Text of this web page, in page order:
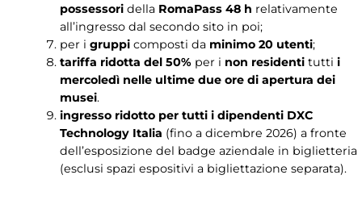
possessoridella RomaPass 48 h relativamente
all’ingresso dal secondo sito in poi;
per i gruppicomposti da minimo 20 utenti;
tariffa ridotta del 50%per i non residentitutti i
mercoledì nelle ultime due ore di apertura dei
musei.
ingresso ridotto per tutti i dipendenti DXC
Technology Italia (fino a dicembre 2026) a fronte
dell’esposizione del badge aziendale in biglietteria
(esclusi spazi espositivi a bigliettazione separata).